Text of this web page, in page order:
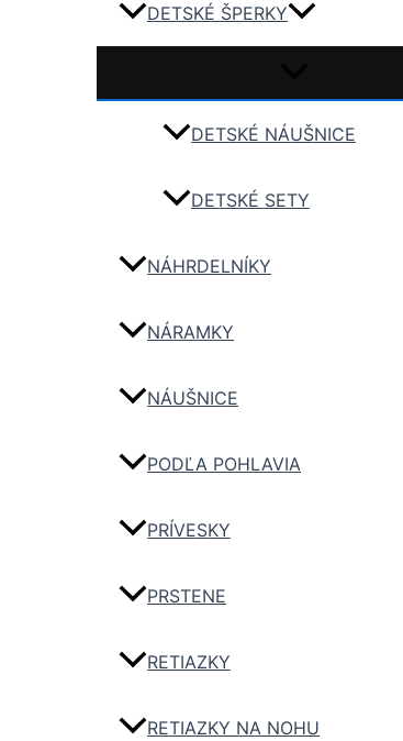
DETSKÉ ŠPERKY
DETSKÉ NÁUŠNICE
DETSKÉ SETY
NÁHRDELNÍKY
NÁRAMKY
NÁUŠNICE
PODĽA POHLAVIA
PRÍVESKY
PRSTENE
RETIAZKY
RETIAZKY NA NOHU